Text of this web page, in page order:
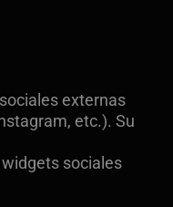
externas
etc.). Su
sociales